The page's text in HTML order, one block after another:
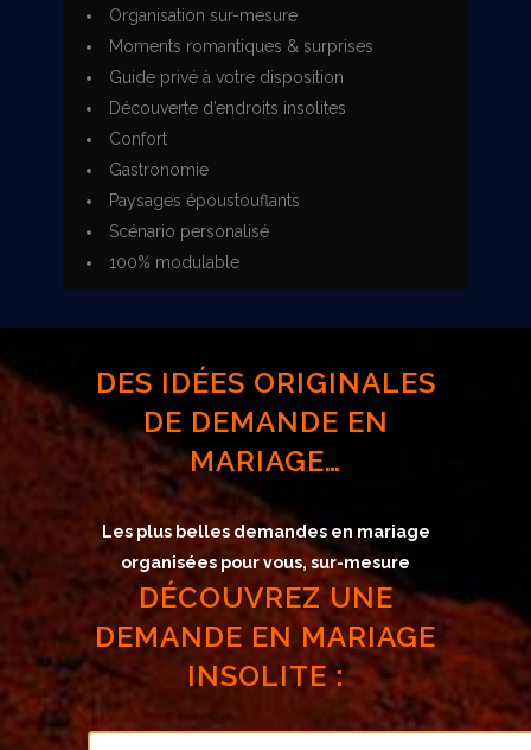
Organisation sur-mesure
Moments romantiques & surprises
Guide privé à votre disposition
Découverte d’endroits insolites
Confort
Gastronomie
Paysages époustouflants
Scénario personalisé
100% modulable
DES IDÉES ORIGINALES
DE DEMANDE EN
MARIAGE…
Les plus belles demandes en mariage
organisées pour vous, sur-mesure
DÉCOUVREZ UNE
DEMANDE EN MARIAGE
INSOLITE :